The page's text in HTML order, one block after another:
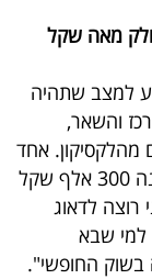
מאה שקל
למצב שתהיה
והשאר,
מהלקסיקון. אחד
שקונה בתל אביב מקבל מיליון שקל ובדימונה 300 אלף שקל
לדאוג
למי שבא
בשוק החופשי".